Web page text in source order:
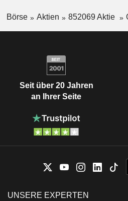
Börse Aktien 852069 Aktie
Seit über 20 Jahren
an Ihrer Seite
UNSERE EXPERTEN